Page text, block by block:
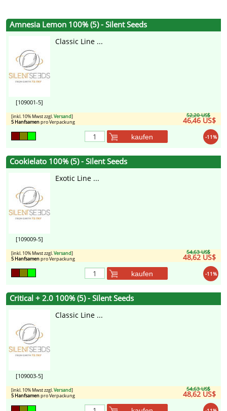
Amnesia Lemon 100% (5) - Silent Seeds
[109001-5]
Classic Line ...
52,20 US$
46,46 US$
[inkl. 10% Mwst zzgl.Versand]
5 Hanfsamenpro Verpackung
-11%
kaufen
Cookielato 100% (5) - Silent Seeds
[109009-5]
Exotic Line ...
54,63 US$
48,62 US$
[inkl. 10% Mwst zzgl.Versand]
5 Hanfsamenpro Verpackung
-11%
kaufen
Critical + 2.0 100% (5) - Silent Seeds
[109003-5]
Classic Line ...
54,63 US$
48,62 US$
[inkl. 10% Mwst zzgl.Versand]
5 Hanfsamenpro Verpackung